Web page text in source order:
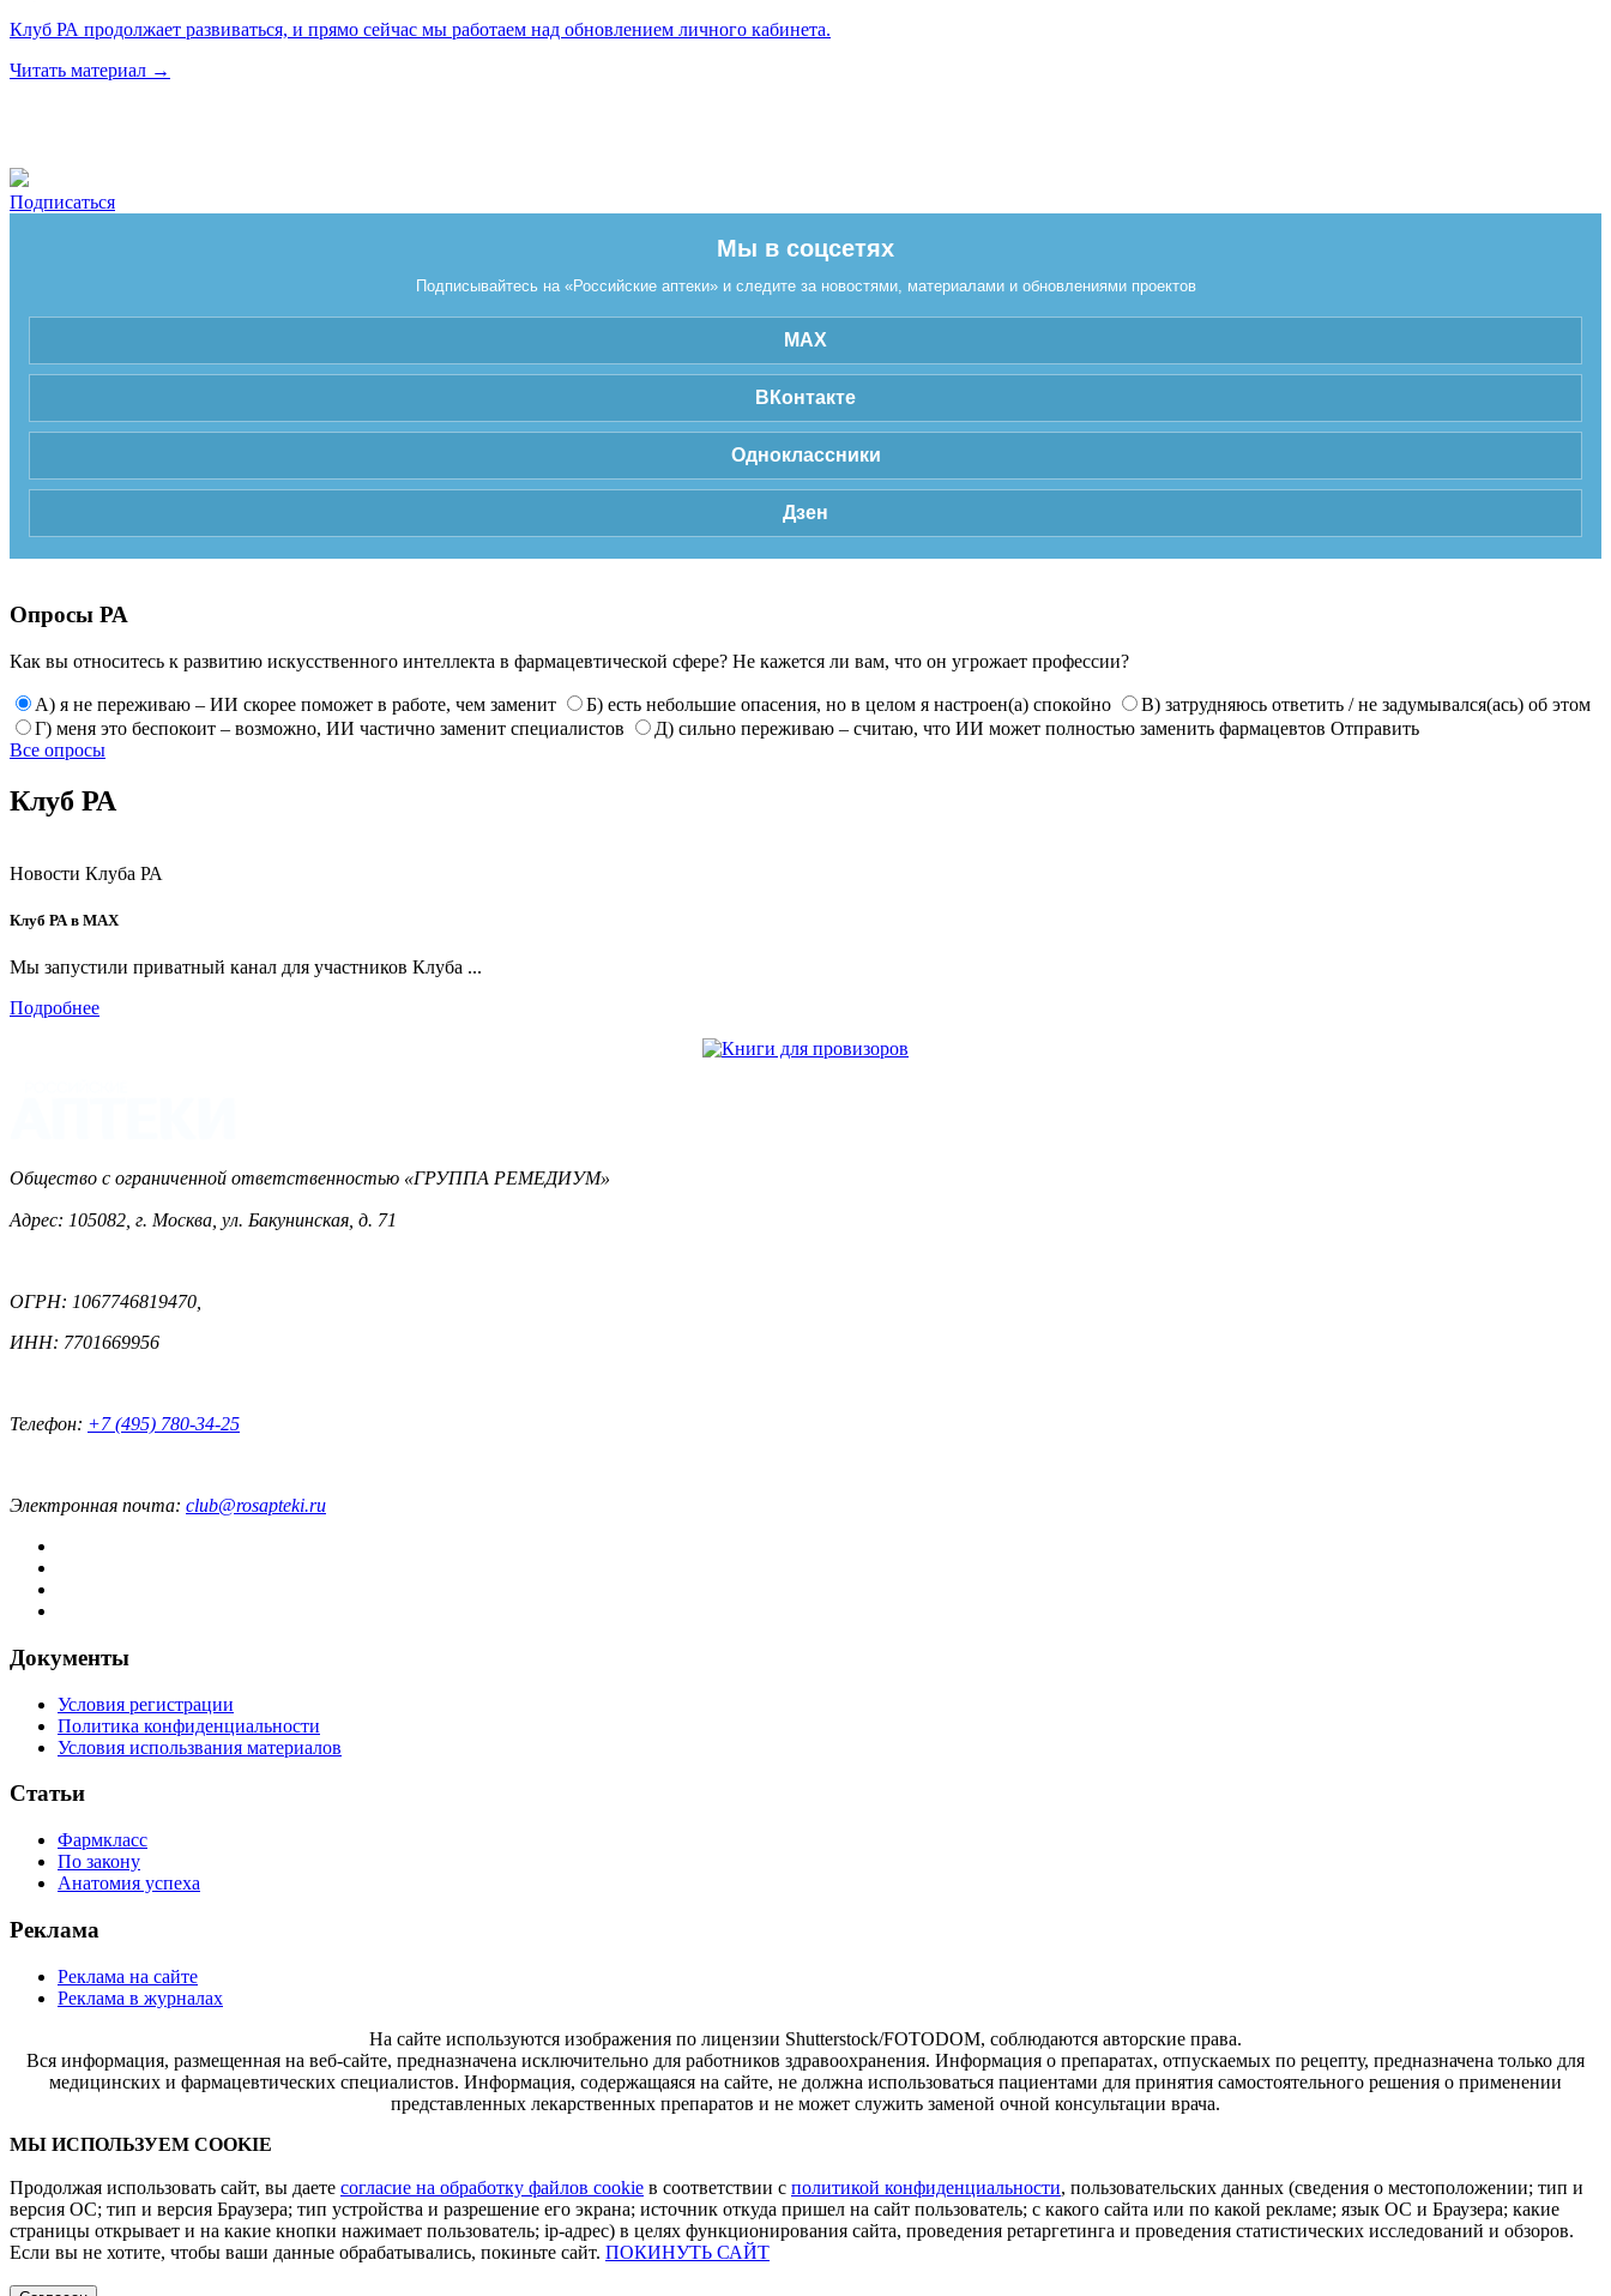
Клуб РА продолжает развиваться, и прямо сейчас мы работаем над обновлением личного кабинета.
Читать материал →
Подписаться
Мы в соцсетях
Подписывайтесь на «Российские аптеки» и следите за новостями, материалами и обновлениями проектов
MAX
ВКонтакте
Одноклассники
Дзен
Опросы РА
Как вы относитесь к развитию искусственного интеллекта в фармацевтической сфере? Не кажется ли вам, что он угрожает профессии?
А) я не переживаю – ИИ скорее поможет в работе, чем заменит Б) есть небольшие опасения, но в целом я настроен(а) спокойно
В) затрудняюсь ответить / не задумывался(ась) об этом
Г) меня это беспокоит – возможно, ИИ частично заменит специалистов
Д) сильно переживаю – считаю, что ИИ может полностью заменить фармацевтов Отправить
Все опросы
Клуб РА
Новости Клуба РА
Клуб РА в MAX
Мы запустили приватный канал для участников Клуба ...
Подробнее
Общество с ограниченной ответственностью «ГРУППА РЕМЕДИУМ»
Адрес: 105082, г. Москва, ул. Бакунинская, д. 71
ОГРН: 1067746819470,
ИНН: 7701669956
Телефон: +7 (495) 780-34-25
Электронная почта: club@rosapteki.ru
Документы
Условия регистрации
Политика конфиденциальности
Условия использвания материалов
Статьи
Фармкласс
По закону
Анатомия успеха
Реклама
Реклама на сайте
Реклама в журналах
На сайте используются изображения по лицензии Shutterstock/FOTODOM, соблюдаются авторские права.
Вся информация, размещенная на веб-сайте, предназначена исключительно для работников здравоохранения. Информация о препаратах, отпускаемых по рецепту, предназначена только для
медицинских и фармацевтических специалистов. Информация, содержащаяся на сайте, не должна использоваться пациентами для принятия самостоятельного решения о применении
представленных лекарственных препаратов и не может служить заменой очной консультации врача.
МЫ ИСПОЛЬЗУЕМ COOKIE
Продолжая использовать сайт, вы даете согласие на обработку файлов cookie в соответствии с политикой конфиденциальности, пользовательских данных (сведения о местоположении; тип и
версия ОС; тип и версия Браузера; тип устройства и разрешение его экрана; источник откуда пришел на сайт пользователь; с какого сайта или по какой рекламе; язык ОС и Браузера; какие
страницы открывает и на какие кнопки нажимает пользователь; ip-адрес) в целях функционирования сайта, проведения ретаргетинга и проведения статистических исследований и обзоров.
Если вы не хотите, чтобы ваши данные обрабатывались, покиньте сайт. ПОКИНУТЬ САЙТ